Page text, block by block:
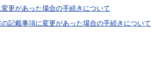
更があった場合の手続きについて
記載事項に変更があった場合の手続きについて